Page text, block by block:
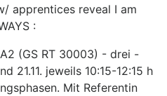
apprentices reveal I am
:
(GS RT 30003) - drei -
21.11. jeweils 10:15-12:15 h
Mit Referentin